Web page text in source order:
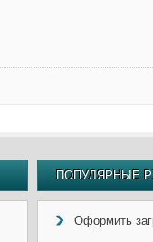
ПОПУЛЯРНЫЕ
Оформить